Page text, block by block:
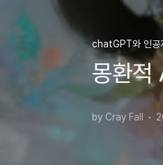
chatGPT와 인공
몽환적
by Cray Fall